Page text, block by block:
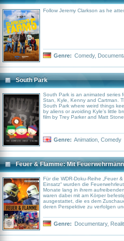
Follow Jeremy Clarkson as he
Genre: Comedy,
South Park
South Park is an animated series
Stan, Kyle, Kenny and Cartman.
South Park where weird things
by aliens or avoiding Kyle's little
film by Trey Parker and Matt
Genre: Animation Comedy
Feuer & Flamme: Mit
Für die WDR-Doku-Reihe „Feuer
Einsatz“ wurden die
Monate lang in ihrem
waren dabei mit am Körper
ausgestattet, die es dem
deren Perspektive zu verfolgen
Genre: Documentary,